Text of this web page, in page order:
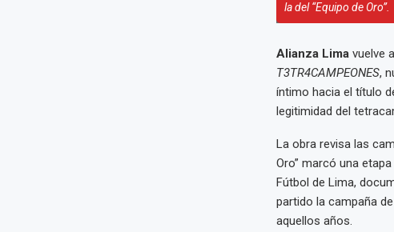
la del “Equipo de Oro”.
Alianza Limavuelve
T3TR4CAMPEONES,
íntimo hacia el título
legitimidad del
La obra revisa las
Oro” marcó una
Fútbol de Lima,
partido la campaña
aquellos años.